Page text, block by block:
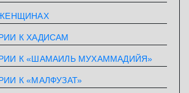
К ХАДИСАМ
К «ШАМАИЛЬ МУХАММАДИЙЯ»
К «МАЛФУЗАТ»